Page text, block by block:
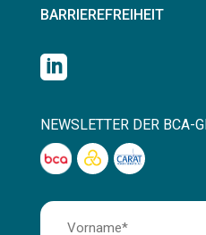
BARRIEREFREIHEIT

NEWSLETTER DER BCA-